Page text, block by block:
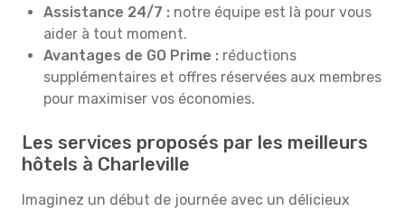
Assistance 24/7 : notre équipe est là pour vous
aider à tout moment.
Avantages de GO Prime : réductions
supplémentaires et offres réservées aux membres
pour maximiser vos économies.
Les services proposés par les meilleurs
hôtels à Charleville
Imaginez un début de journée avec un délicieux